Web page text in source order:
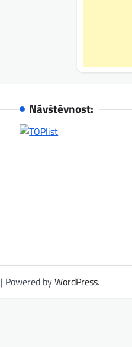
Návštěvnost:
Powered byWordPress.